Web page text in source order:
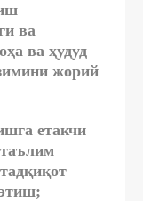
ва
ва ҳудуд
жорий
етакчи